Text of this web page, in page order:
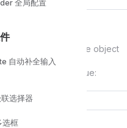
全局配置
自动补全输入
选择器
框
Emits Date object
Value: